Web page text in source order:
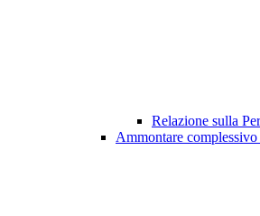
Relazione sulla
Ammontare